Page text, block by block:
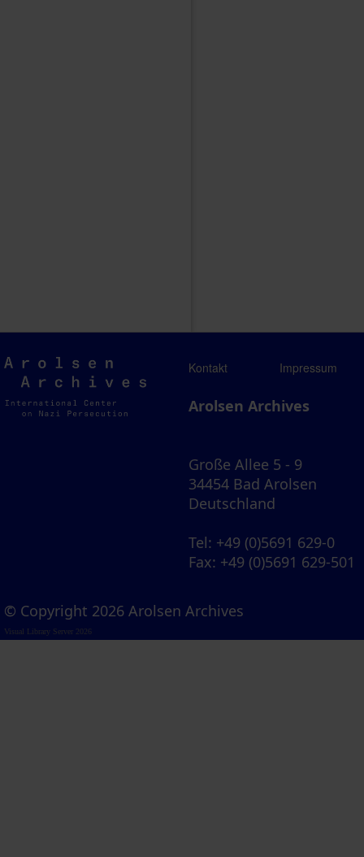
Arolsen
Archives
Kontakt Impressum
Arolsen Archives
Große Allee 5 - 9
34454 Bad Arolsen
Deutschland
Tel: +49 (0)5691 629-0
Fax: +49 (0)5691 629-501
© Copyright 2026 Arolsen Archives
Visual Library Server 2026